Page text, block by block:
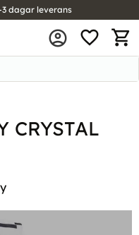
3 dagar leverans
CRYSTAL